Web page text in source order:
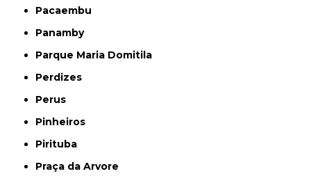
Pacaembu
Panamby
Parque Maria Domitila
Perdizes
Perus
Pinheiros
Pirituba
Praça da Arvore